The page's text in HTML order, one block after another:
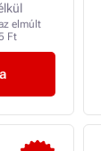
elmúlt
Ft